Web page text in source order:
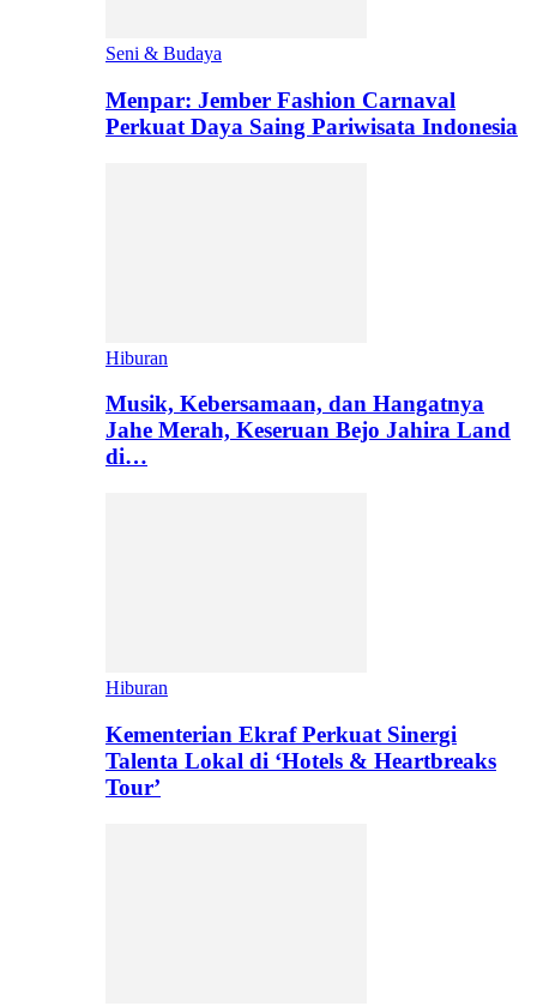
Seni & Budaya
Menpar: Jember Fashion Carnaval
Perkuat Daya Saing Pariwisata Indonesia
Hiburan
Musik, Kebersamaan, dan Hangatnya
Jahe Merah, Keseruan Bejo Jahira Land
di…
Hiburan
Kementerian Ekraf Perkuat Sinergi
Talenta Lokal di ‘Hotels & Heartbreaks
Tour’